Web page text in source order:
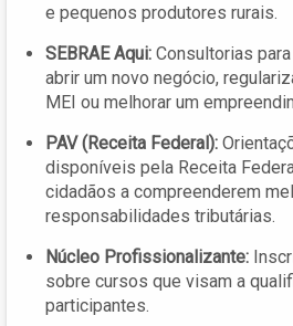
e pequenos produtores rurais.
SEBRAE Aqui: Consultorias
abrir um novo negócio,
MEI ou melhorar um
PAV (Receita Federal):
disponíveis pela Receita
cidadãos a compreenderem
responsabilidades tributárias.
Núcleo Profissionalizante:
sobre cursos que visam a
participantes.